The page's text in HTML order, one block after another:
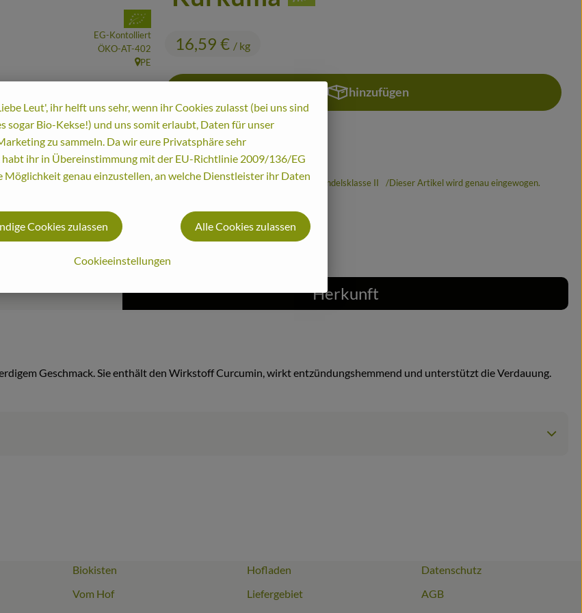
16,59 € / kg
, Verband:
EG-Kontolliert
, Kontrollstelle:
ÖKO-AT-402
, Herkunft:
PE
hinzufügen
Produkt zum Warenkorb hinzufügen
kg
#8601 16,59 €/ kg 10% MwSt Handelsklasse II Dieser Artikel wird genau eingewogen.
Herkunft
Geschmack. Sie enthält den Wirkstoff Curcumin, wirkt entzündungshemmend und unterstützt die Verdauung.
https://www.instagram.com/biomitter_biohof/
zu https://www.facebook.com/biomitter.biohof/
Biokisten
Vom Hof
Hofladen
Liefergebiet
Datenschutz
AGB
Leut', ihr helft uns sehr, wenn ihr Cookies zulasst (bei uns sind
sogar Bio-Kekse!) und uns somit erlaubt, Daten für unser
zu sammeln. Da wir eure Privatsphäre sehr
ihr in Übereinstimmung mit der EU-Richtlinie 2009/136/EG
Möglichkeit genau einzustellen, an welche Dienstleister ihr Daten
Cookieeinstellungen
Cookies zulassen Alle Cookies zulassen